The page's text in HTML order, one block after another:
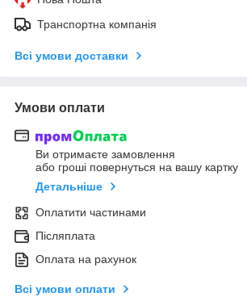
Транспортна компанія
Всі умови доставки
Умови оплати
Ви отримаєте замовлення
або гроші повернуться на вашу картку
Детальніше
Оплатити частинами
Післяплата
Оплата на рахунок
Всі умови оплати